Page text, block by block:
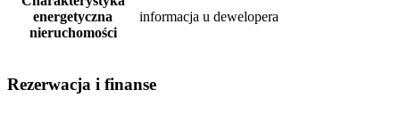
energetyczna
nieruchomości
informacja u dewelopera
Rezerwacja i finanse